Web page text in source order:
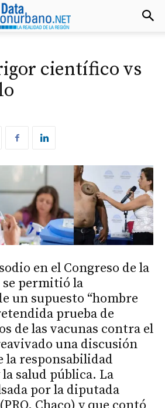
científico vs
en el Congreso de la
permitió la
un supuesto “hombre
prueba de
de las vacunas contra el
una discusión
la responsabilidad
salud pública. La
por la diputada